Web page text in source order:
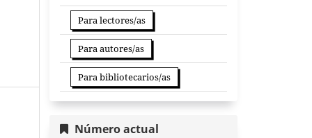
Para lectores/as
Para autores/as
Para bibliotecarios/as
Número actual